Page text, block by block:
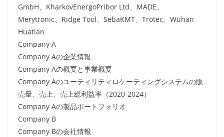
GmbH、KharkovEnergoPribor Ltd、MADE、
Merytronic、Ridge Tool、SebaKMT、Trotec、Wuhan
Huatian
Company A
Company Aの企業情報
Company Aの概要と事業概要
Company Aのユーティリティロケーティングシステムの販
売量、売上、売上総利益率（2020-2024）
Company Aの製品ポートフォリオ
Company B
Company Bの会社情報